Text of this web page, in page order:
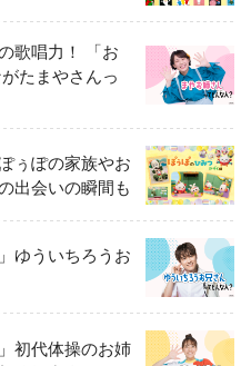
歌唱力！ 「お
たまやさんっ
ぅぽの家族やお
出会いの瞬間も
ゆういちろうお
初代体操のお姉